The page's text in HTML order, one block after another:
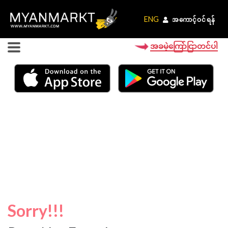
ENG အကောင့်ဝင်ရန်
ENG အကောင့်ဝင်ရန်
အခမဲ့ကြော်ငြာတင်ပါ
Sorry!!!